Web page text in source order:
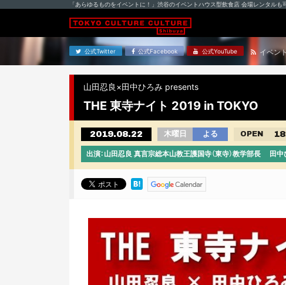
「あらゆるものをイベントに！」渋谷のイベントハウス型飲食店 会場レンタルも
公式Twitter 公式Facebook 公式YouTube イベン
山田忍良×田中ひろみ presents
THE 東寺ナイト 2019 in TOKYO
2019.08.22 木曜日 よる OPEN
出演：山田忍良 真言宗総本山教王護国寺（東寺）教学部長 田中